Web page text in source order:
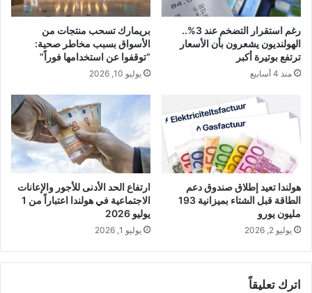
رغم استقرار التضخم عند 3%..
الهولنديون يشعرون بأن الأسعار
ترتفع بوتيرة أكبر
منذ 4 أسابيع
بريمارك تسحب منتجات من
الأسواق بسبب مخاطر صحية:
“توقفوا عن استخدامها فوراً”
يوليو 10, 2026
هولندا تعيد إطلاق صندوق دعم
الطاقة قبل الشتاء بميزانية 193
مليون يورو
يوليو 2, 2026
ارتفاع الحد الأدنى للأجور والإعانات
الاجتماعية في هولندا اعتباراً من 1
يوليو 2026
يوليو 1, 2026
اترك تعليقاً